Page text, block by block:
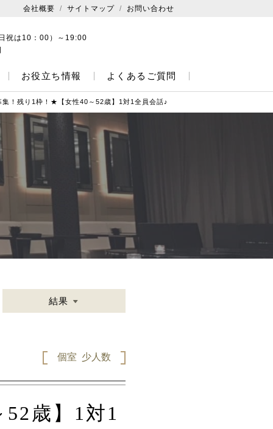
会社概要 サイトマップ お問い合わせ
祝は10：00）～19:00
お役立ち情報 よくあるご質問
！残り1枠！★【女性40～52歳】1対1全員会話♪
結果
個室 少人数
歳】1対1